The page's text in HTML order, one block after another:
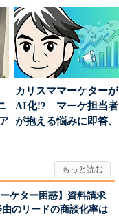
度の狙い
カリスママーケターが
AI化!? マーケ担当者
が抱える悩みに即答、
ーケター困惑】資料請求
のリードの商談化率は